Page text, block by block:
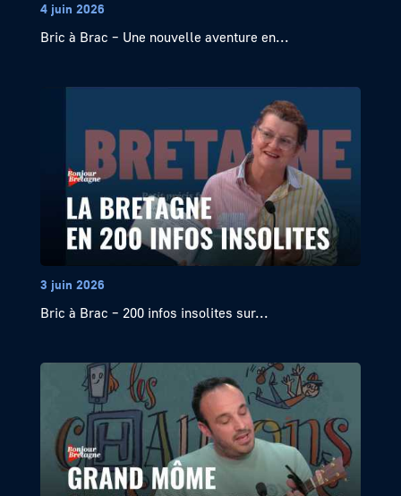
4 juin 2026
Bric à Brac – Une nouvelle aventure en...
3 juin 2026
Bric à Brac – 200 infos insolites sur...